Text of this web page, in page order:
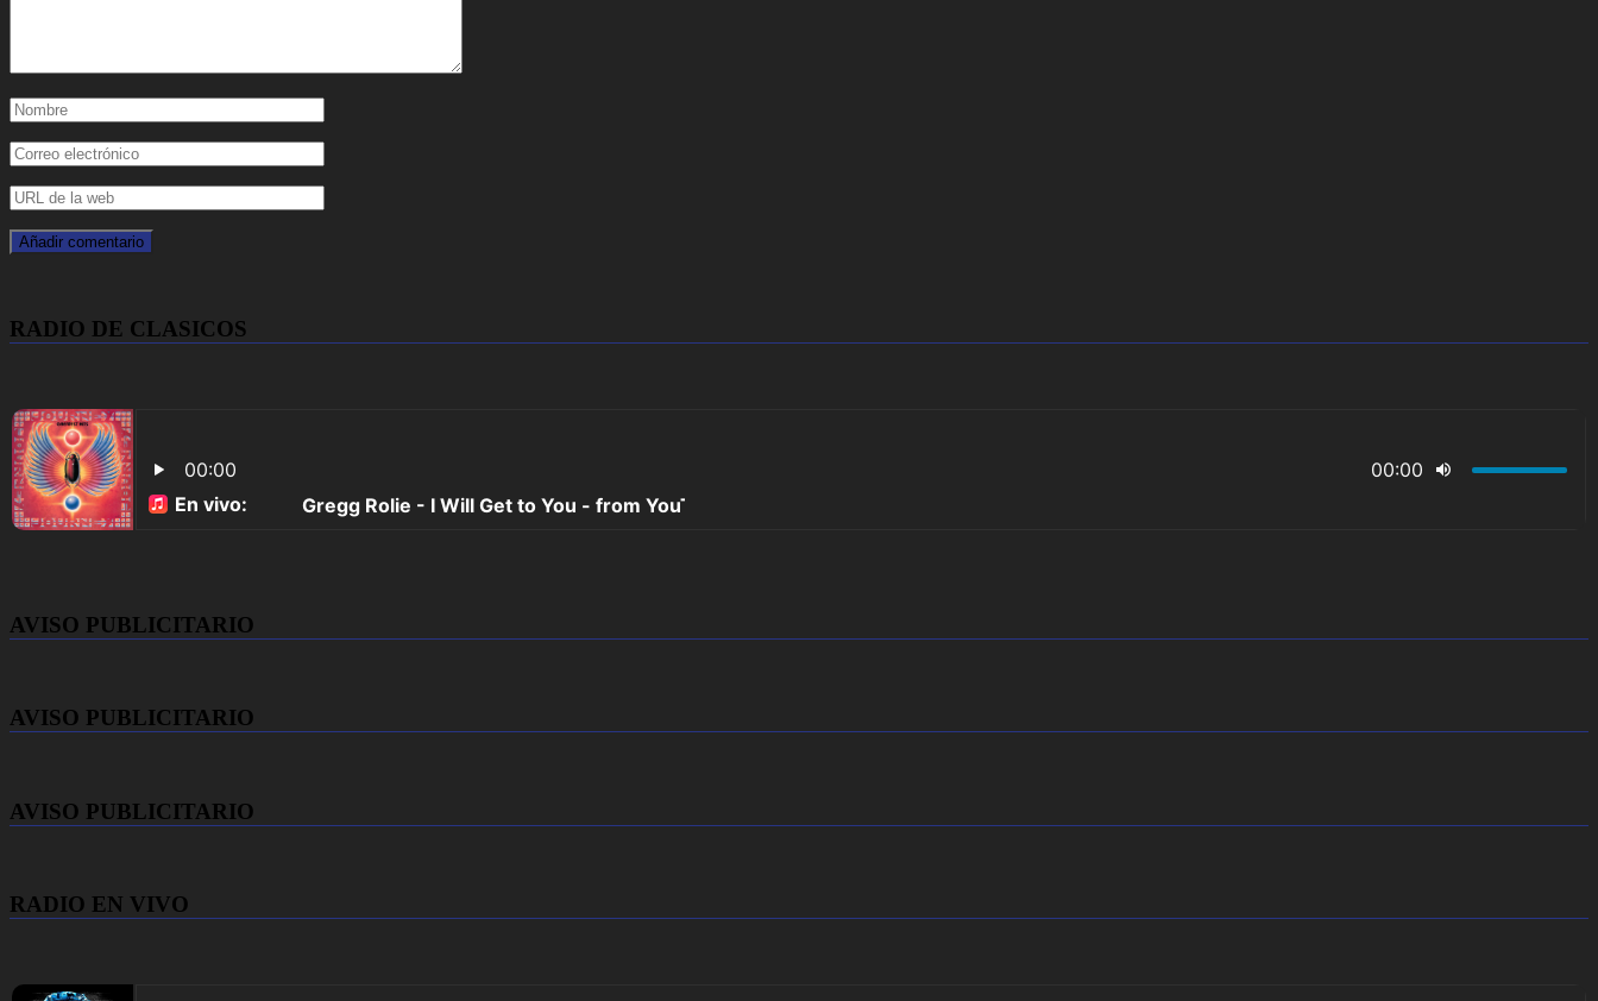
RADIO DE CLASICOS
AVISO PUBLICITARIO
AVISO PUBLICITARIO
AVISO PUBLICITARIO
RADIO EN VIVO